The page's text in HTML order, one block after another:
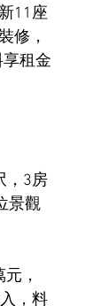
11座
修，
租金
，3房
景觀
，
，料